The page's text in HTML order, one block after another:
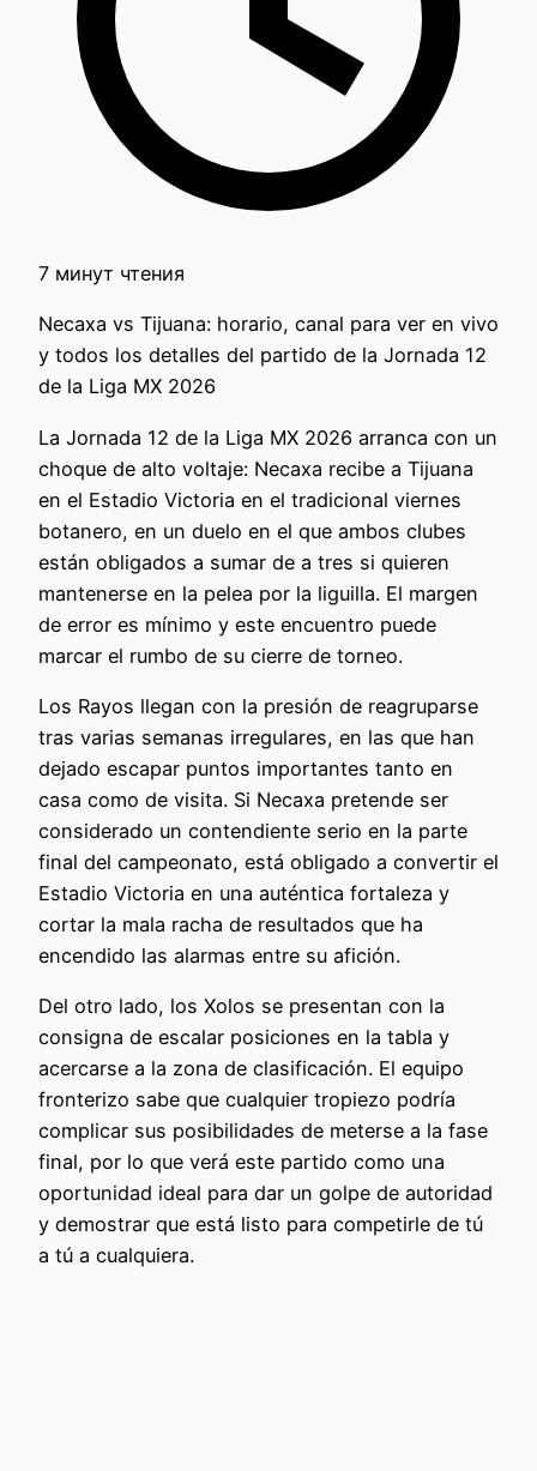
7 минут чтения
Necaxa vs Tijuana: horario, canal para ver en vivo
y todos los detalles del partido de la Jornada 12
de la Liga MX 2026
La Jornada 12 de la Liga MX 2026 arranca con un
choque de alto voltaje: Necaxa recibe a Tijuana
en el Estadio Victoria en el tradicional viernes
botanero, en un duelo en el que ambos clubes
están obligados a sumar de a tres si quieren
mantenerse en la pelea por la liguilla. El margen
de error es mínimo y este encuentro puede
marcar el rumbo de su cierre de torneo.
Los Rayos llegan con la presión de reagruparse
tras varias semanas irregulares, en las que han
dejado escapar puntos importantes tanto en
casa como de visita. Si Necaxa pretende ser
considerado un contendiente serio en la parte
final del campeonato, está obligado a convertir el
Estadio Victoria en una auténtica fortaleza y
cortar la mala racha de resultados que ha
encendido las alarmas entre su afición.
Del otro lado, los Xolos se presentan con la
consigna de escalar posiciones en la tabla y
acercarse a la zona de clasificación. El equipo
fronterizo sabe que cualquier tropiezo podría
complicar sus posibilidades de meterse a la fase
final, por lo que verá este partido como una
oportunidad ideal para dar un golpe de autoridad
y demostrar que está listo para competirle de tú
a tú a cualquiera.